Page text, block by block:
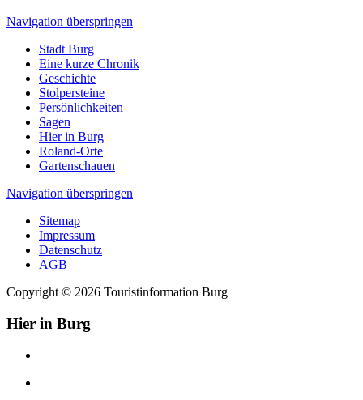
Navigation überspringen
Stadt Burg
Eine kurze Chronik
Geschichte
Stolpersteine
Persönlichkeiten
Sagen
Hier in Burg
Roland-Orte
Gartenschauen
Navigation überspringen
Sitemap
Impressum
Datenschutz
AGB
Copyright © 2026 Touristinformation Burg
Hier in Burg